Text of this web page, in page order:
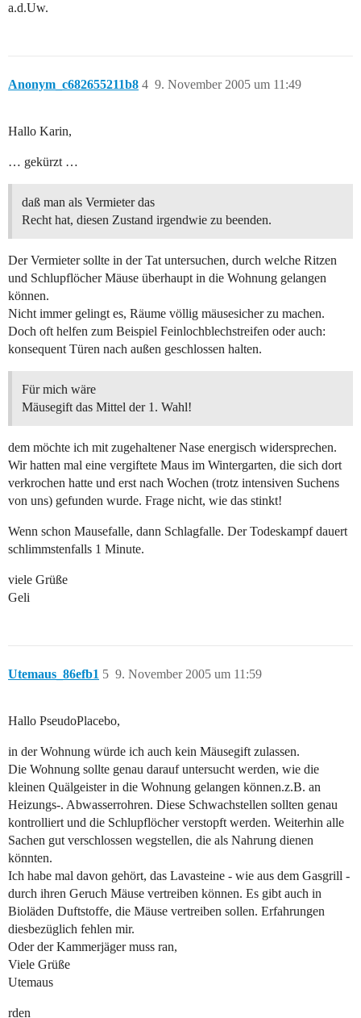
a.d.Uw.
Anonym_c682655211b8 9. November 2005 um 11:49
4
Hallo Karin,
… gekürzt …
daß man als Vermieter das
Recht hat, diesen Zustand irgendwie zu beenden.
Der Vermieter sollte in der Tat untersuchen, durch welche Ritzen
und Schlupflöcher Mäuse überhaupt in die Wohnung gelangen
können.
Nicht immer gelingt es, Räume völlig mäusesicher zu machen.
Doch oft helfen zum Beispiel Feinlochblechstreifen oder auch:
konsequent Türen nach außen geschlossen halten.
Für mich wäre
Mäusegift das Mittel der 1. Wahl!
dem möchte ich mit zugehaltener Nase energisch widersprechen.
Wir hatten mal eine vergiftete Maus im Wintergarten, die sich dort
verkrochen hatte und erst nach Wochen (trotz intensiven Suchens
von uns) gefunden wurde. Frage nicht, wie das stinkt!
Wenn schon Mausefalle, dann Schlagfalle. Der Todeskampf dauert
schlimmstenfalls 1 Minute.
viele Grüße
Geli
Utemaus_86efb1 9. November 2005 um 11:59
5
Hallo PseudoPlacebo,
in der Wohnung würde ich auch kein Mäusegift zulassen.
Die Wohnung sollte genau darauf untersucht werden, wie die
kleinen Quälgeister in die Wohnung gelangen können.z.B. an
Heizungs-. Abwasserrohren. Diese Schwachstellen sollten genau
kontrolliert und die Schlupflöcher verstopft werden. Weiterhin alle
Sachen gut verschlossen wegstellen, die als Nahrung dienen
könnten.
Ich habe mal davon gehört, das Lavasteine - wie aus dem Gasgrill -
durch ihren Geruch Mäuse vertreiben können. Es gibt auch in
Bioläden Duftstoffe, die Mäuse vertreiben sollen. Erfahrungen
diesbezüglich fehlen mir.
Oder der Kammerjäger muss ran,
Viele Grüße
Utemaus
rden